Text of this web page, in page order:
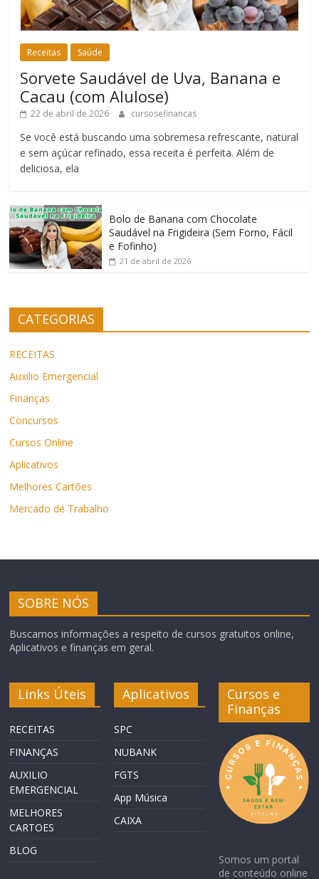
Receitas Saúde
Sorvete Saudável de Uva, Banana e
Cacau (com Alulose)
22 de abril de 2026 cursosefinancas
Se você está buscando uma sobremesa refrescante, natural
e sem açúcar refinado, essa receita é perfeita. Além de
deliciosa, ela
Bolo de Banana com Chocolate
Saudável na Frigideira (Sem Forno, Fácil
e Fofinho)
21 de abril de 2026
CATEGORIAS
RECEITAS
Auxilio Emergencial
Finanças
Concursos
Cursos Online
Aplicativos
Melhores Cartões
Mercado de Trabalho
SOBRE NÓS
Buscamos informações a respeito de cursos gratuitos online,
Aplicativos e finanças em geral.
Links Úteis
RECEITAS
FINANÇAS
AUXILIO
EMERGENCIAL
MELHORES
CARTOES
BLOG
Aplicativos
SPC
NUBANK
FGTS
App Música
CAIXA
Cursos e
Finanças
Somos um portal
de conteúdo online